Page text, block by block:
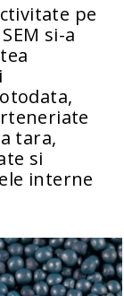
pe
si-a
tara,
si
interne